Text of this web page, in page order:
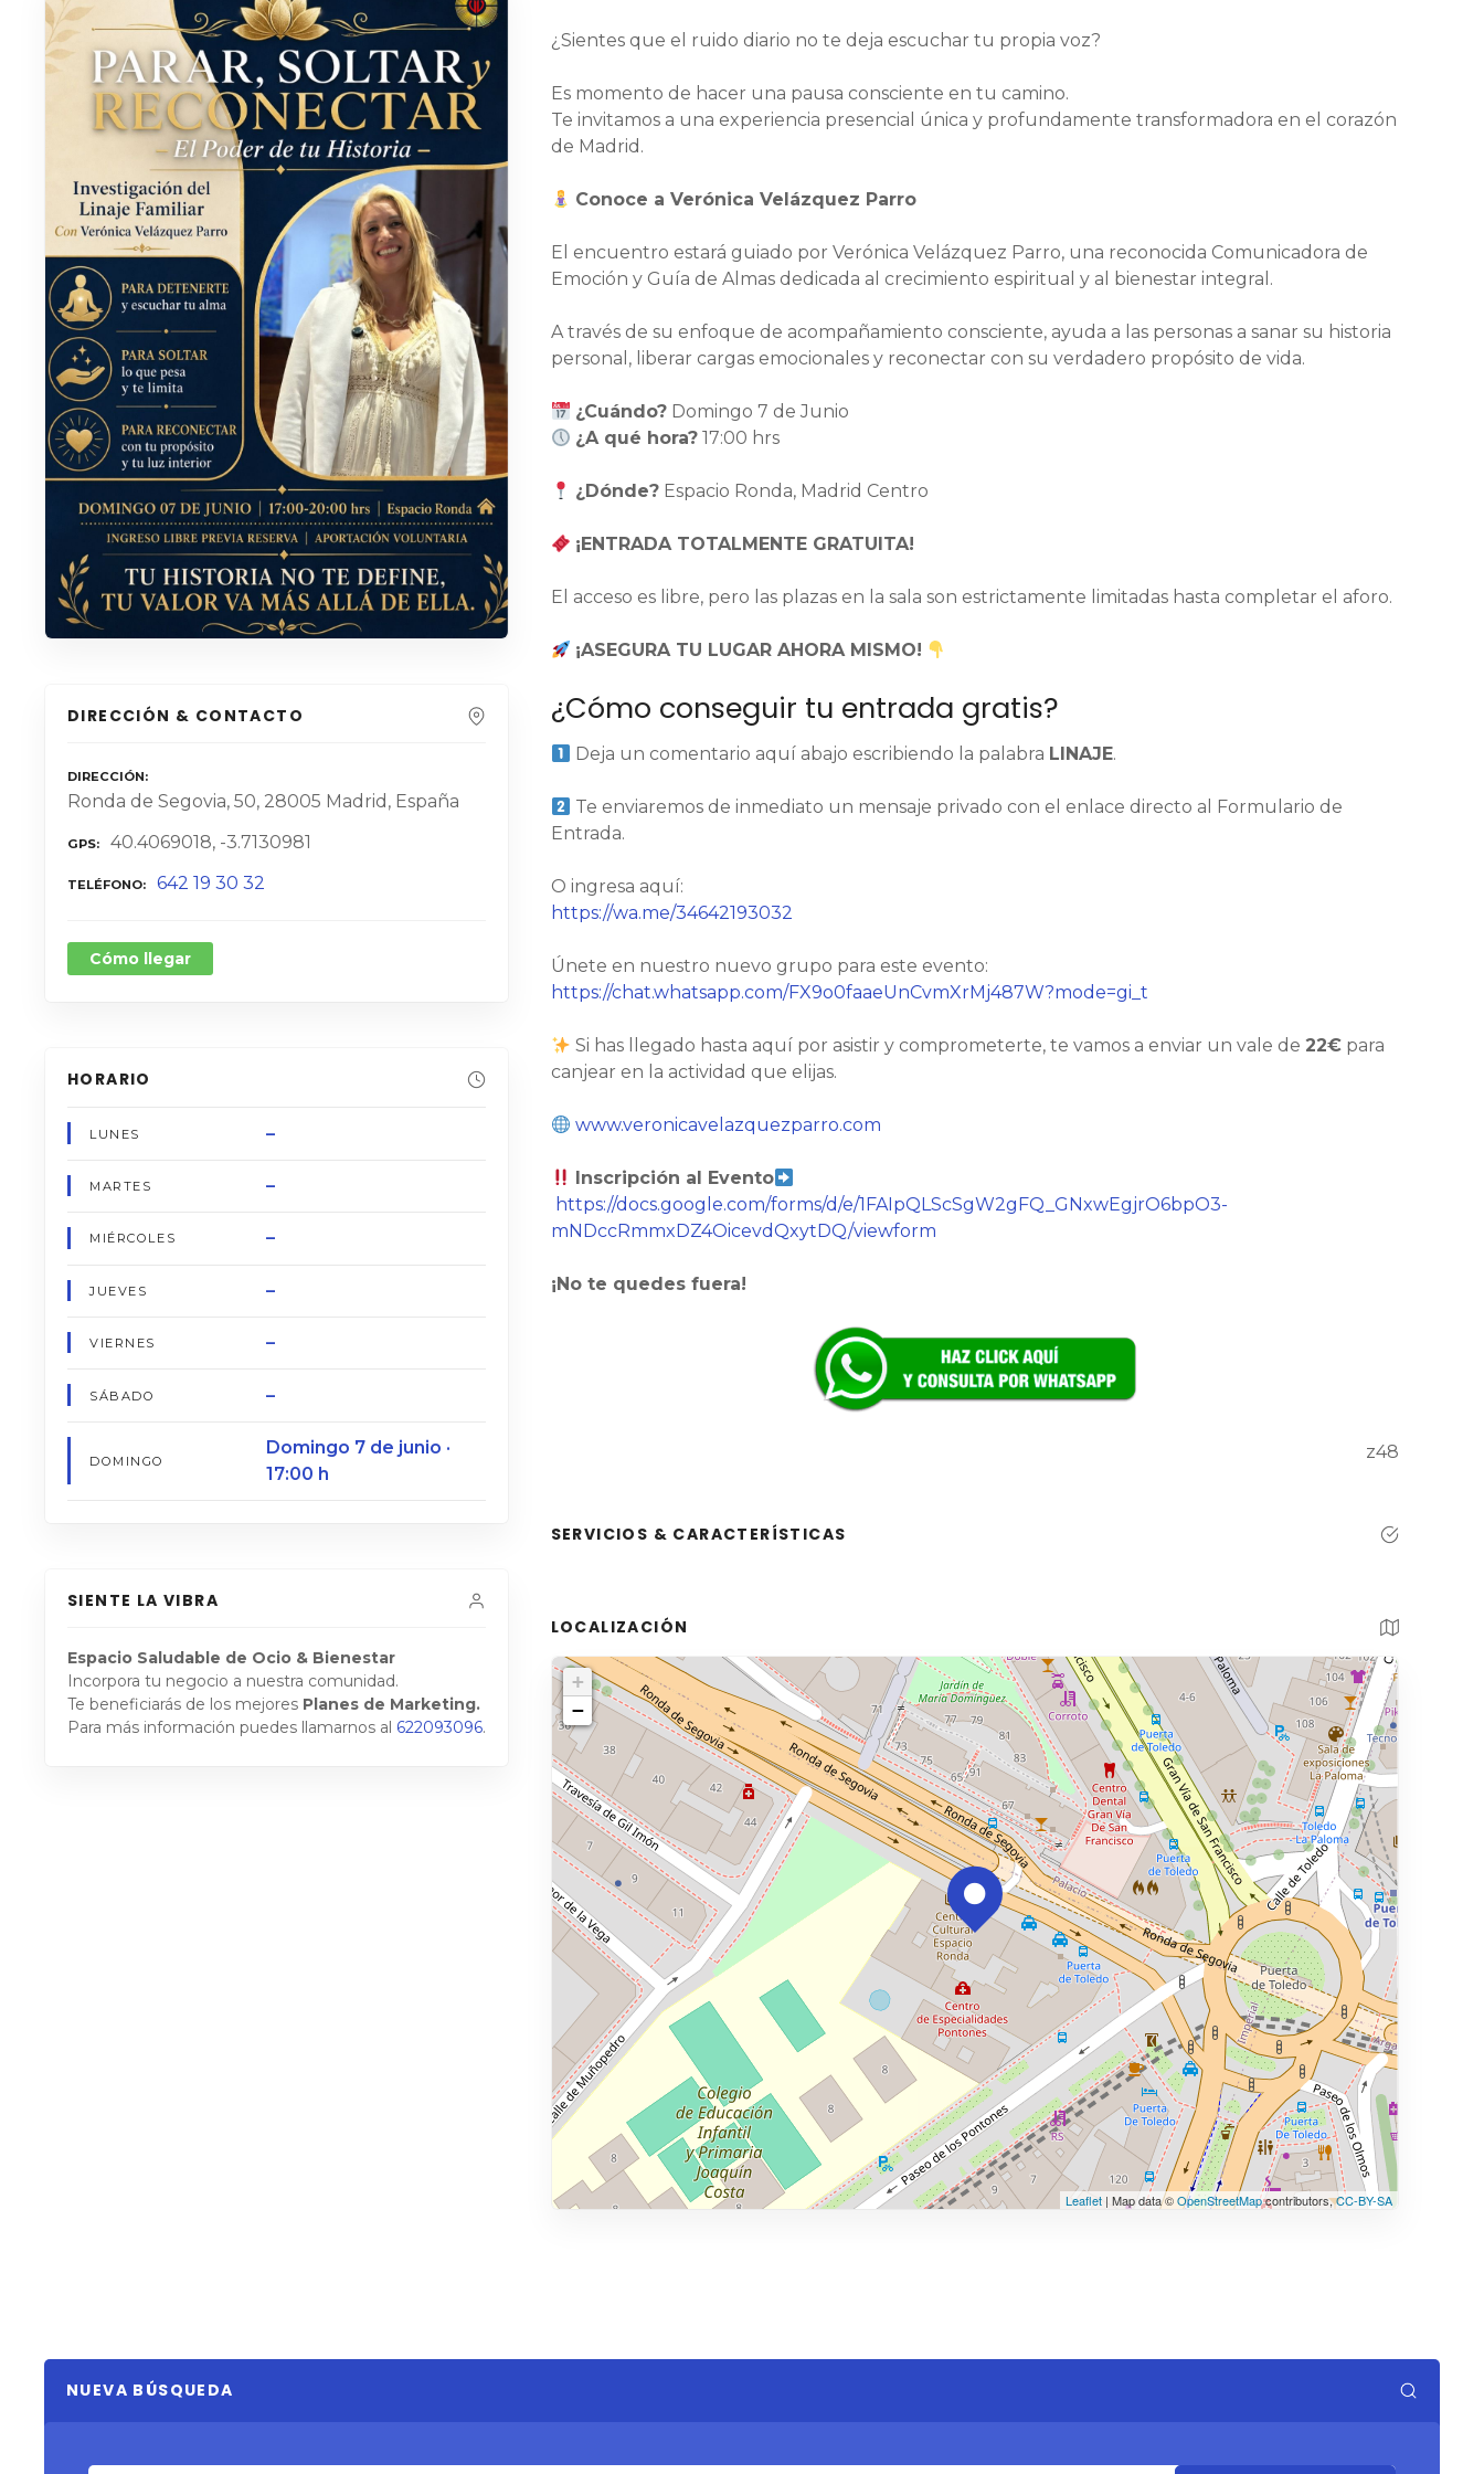
DIRECCIÓN & CONTACTO
DIRECCIÓN
Ronda de Segovia, 50, 28005 Madrid, España
GPS 40.4069018, -3.7130981
TELÉFONO 642 19 30 32
Cómo llegar
HORARIO
LUNES –
MARTES –
MIÉRCOLES –
JUEVES –
VIERNES –
SÁBADO –
DOMINGO
Domingo 7 de junio ·
17:00 h
SIENTE LA VIBRA
Espacio Saludable de Ocio & Bienestar
Incorpora tu negocio a nuestra comunidad.
Te beneficiarás de los mejores Planes de Marketing.
Para más información puedes llamarnos al 622093096.
¿Sientes que el ruido diario no te deja escuchar tu propia voz?
Es momento de hacer una pausa consciente en tu camino.
Te invitamos a una experiencia presencial única y profundamente transformadora en el corazón
de Madrid.
Conoce a Verónica Velázquez Parro
El encuentro estará guiado por Verónica Velázquez Parro, una reconocida Comunicadora de
Emoción y Guía de Almas dedicada al crecimiento espiritual y al bienestar integral.
A través de su enfoque de acompañamiento consciente, ayuda a las personas a sanar su historia
personal, liberar cargas emocionales y reconectar con su verdadero propósito de vida.
¿Cuándo?Domingo 7 de Junio
¿A qué hora?17:00 hrs
¿Dónde?Espacio Ronda, Madrid Centro
¡ENTRADA TOTALMENTE GRATUITA!
El acceso es libre, pero las plazas en la sala son estrictamente limitadas hasta completar el aforo.
¡ASEGURA TU LUGAR AHORA MISMO!
¿Cómo conseguir tu entrada gratis?
Deja un comentario aquí abajo escribiendo la palabra LINAJE.
Te enviaremos de inmediato un mensaje privado con el enlace directo al Formulario de
Entrada.
O ingresa aquí:
https://wa.me/34642193032
Únete en nuestro nuevo grupo para este evento:
https://chat.whatsapp.com/FX9o0faaeUnCvmXrMj487W?mode=gi_t
Si has llegado hasta aquí por asistir y comprometerte, te vamos a enviar un vale de 22€para
canjear en la actividad que elijas.
www.veronicavelazquezparro.com
Inscripción al Evento
https://docs.google.com/forms/d/e/1FAIpQLScSgW2gFQ_GNxwEgjrO6bpO3-
mNDccRmmxDZ4OicevdQxytDQ/viewform
¡No te quedes fuera!
z48
SERVICIOS & CARACTERÍSTICAS
LOCALIZACIÓN
+
−
Leaflet| Map data ©OpenStreetMapcontributors,CC-BY-SA
NUEVA BÚSQUEDA